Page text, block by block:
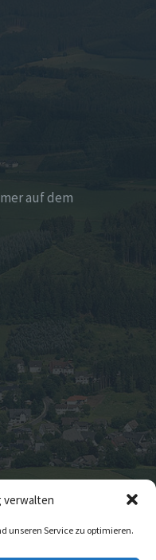
verwalten
unseren Service zu optimieren.
auf dem